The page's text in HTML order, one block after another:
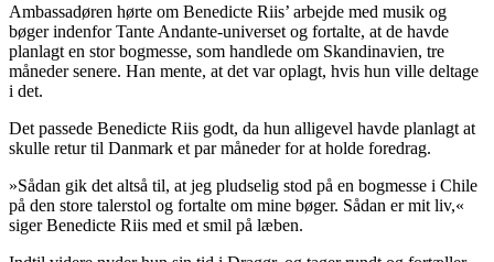
Ambassadøren hørte om Benedicte Riis’ arbejde med musik og
bøger indenfor Tante Andante-universet og fortalte, at de havde
planlagt en stor bogmesse, som handlede om Skandinavien, tre
måneder senere. Han mente, at det var oplagt, hvis hun ville deltage
i det.
Det passede Benedicte Riis godt, da hun alligevel havde planlagt at
skulle retur til Danmark et par måneder for at holde foredrag.
»Sådan gik det altså til, at jeg pludselig stod på en bogmesse i Chile
på den store talerstol og fortalte om mine bøger. Sådan er mit liv,«
siger Benedicte Riis med et smil på læben.